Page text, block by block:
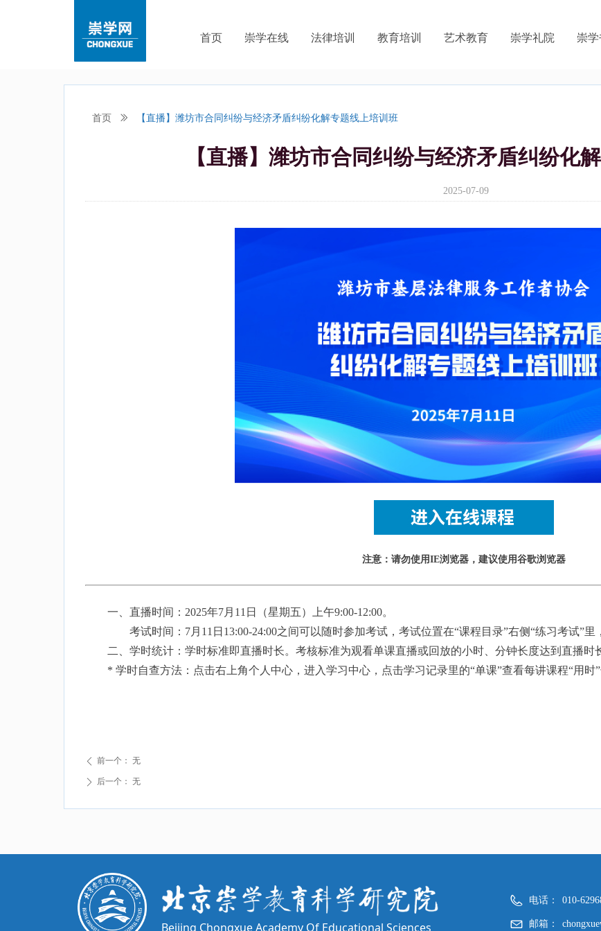
首页 崇学在线 法律培训 教育培训 艺术教育 崇学礼院 崇
2025-07-09
首页 ꅀ 【直播】潍坊市合同纠纷与经济矛盾纠纷化解专题线上培训班
ꄲ 后一个： 无
ꄴ 前一个： 无
【直播】潍坊市合同纠纷与经济矛盾纠纷化
注意：请勿使用IE浏览器，建议使用谷歌浏览器
一、直播时间：2025年7月11日（星期五）上午9:00-12:00。
考试时间： 7月11日13:00-24:00之间可以随时参加考试，考试位置在“课程目录”右侧“练习考试”里
二、学时统计：学时标准即直播时长。考核标准为观看单课直播或回放的小时、分钟长度达到直播时
* 学时自查方法：点击右上角个人中心，进入学习中心，点击学习记录里的“单课”查看每讲课程“用时”
Beijing Chongxue Academy Of Educational Sciences
电话： 010-
邮箱：